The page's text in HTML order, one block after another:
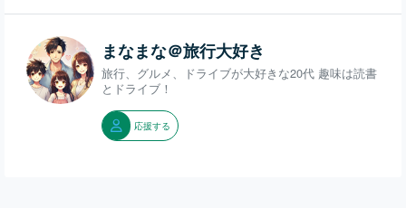
まなまな＠旅行大好き
旅行、グルメ、ドライブが大好きな20代 趣味は読書
とドライブ！
応援する